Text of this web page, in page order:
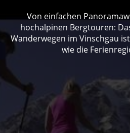
Von einfachen
hochalpinen Bergtouren:
Wanderwegen im Vinschgau
wie die